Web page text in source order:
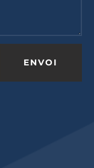
ENVOI